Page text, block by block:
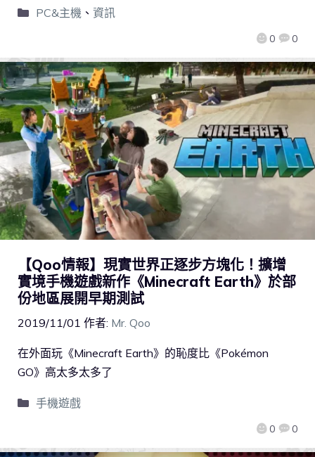
0 0
PC&主機 、 資訊
【Qoo情報】現實世界正逐步方塊化！擴增
實境手機遊戲新作《Minecraft Earth》於部
份地區展開早期測試
2019/11/01 作者: Mr. Qoo
0 0
在外面玩《Minecraft Earth》的恥度比《Pokémon
GO》高太多太多了
手機遊戲